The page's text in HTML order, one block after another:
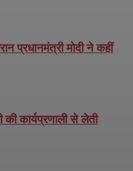
प्रधानमंत्री मोदी ने कहीं
कार्यप्रणाली से लेती